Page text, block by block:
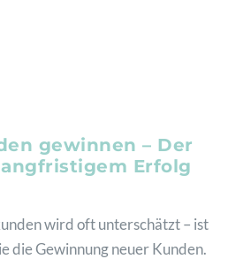
gewinnen – Der
Erfolg
wird oft unterschätzt – ist
die Gewinnung neuer Kunden.